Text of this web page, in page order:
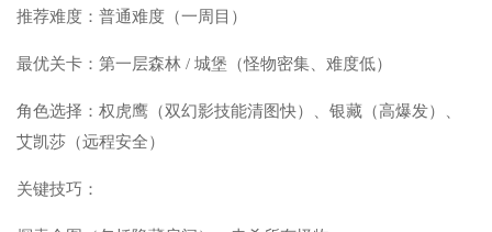
推荐难度：普通难度（一周目）
最优关卡：第一层森林 / 城堡（怪物密集、难度低）
角色选择：权虎鹰（双幻影技能清图快）、银藏（高爆发）、
艾凯莎（远程安全）
关键技巧：